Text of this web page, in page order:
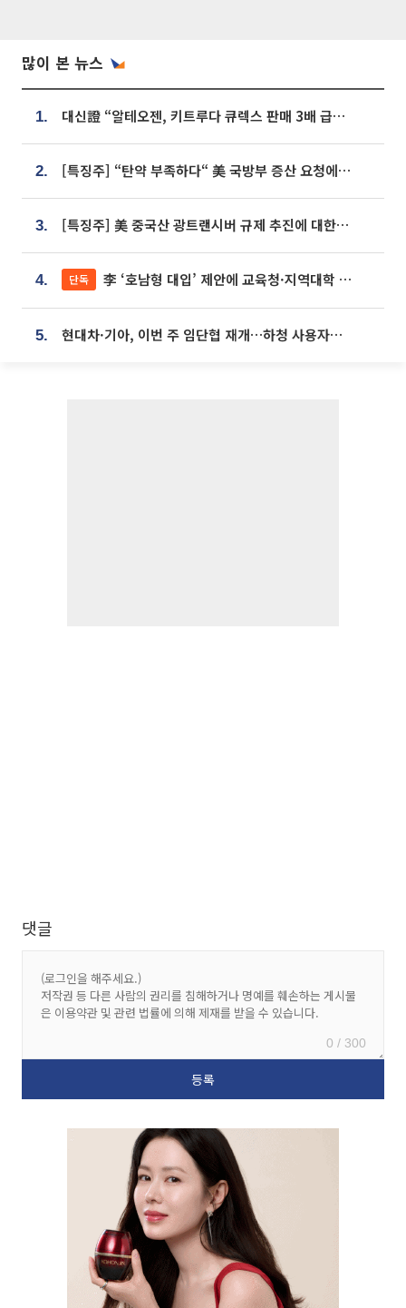
많이 본 뉴스
1. 대신證 “알테오젠, 키트루다 큐렉스 판매 3배 급증…목표가 41만원 상향”
2. [특징주] “탄약 부족하다“ 美 국방부 증산 요청에⋯국내 방산주 급등세
3. [특징주] 美 중국산 광트랜시버 규제 추진에 대한광통신 등 광통신株 강세
4. 단독 李 ‘호남형 대입’ 제안에 교육청·지역대학 서·논술형 입시 연계 '착수'
5. 현대차·기아, 이번 주 임단협 재개…하청 사용자성 재심도 ‘변수’
댓글
0 / 300